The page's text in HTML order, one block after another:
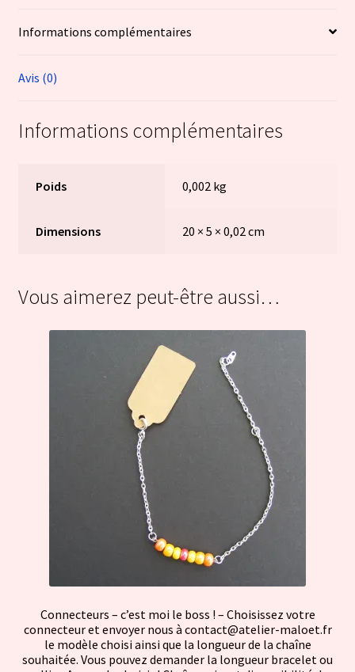
Informations complémentaires
Avis (0)
Informations complémentaires
Poids 0,002 kg
Dimensions 20 × 5 × 0,02 cm
Vous aimerez peut-être aussi…
Connecteurs – c’est moi le boss ! – Choisissez votre
connecteur et envoyer nous à contact@atelier-maloet.fr
le modèle choisi ainsi que la longueur de la chaîne
souhaitée. Vous pouvez demander la longueur bracelet ou